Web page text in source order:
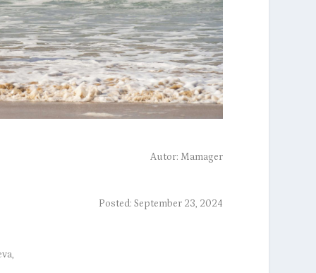
Autor: Mamager
Posted: September 23, 2024